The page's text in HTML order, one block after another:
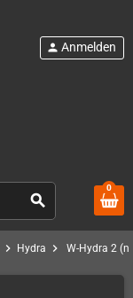
search
person Anmelden
0
chevron_right Hydra chevron_right W-Hydra 2